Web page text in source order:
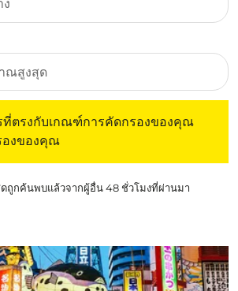
ที่ตรงกับเกณฑ์การคัดกรองของคุณ
องของคุณ
ถูกค้นพบแล้วจากผู้อื่น 48 ชั่วโมงที่ผ่านมา